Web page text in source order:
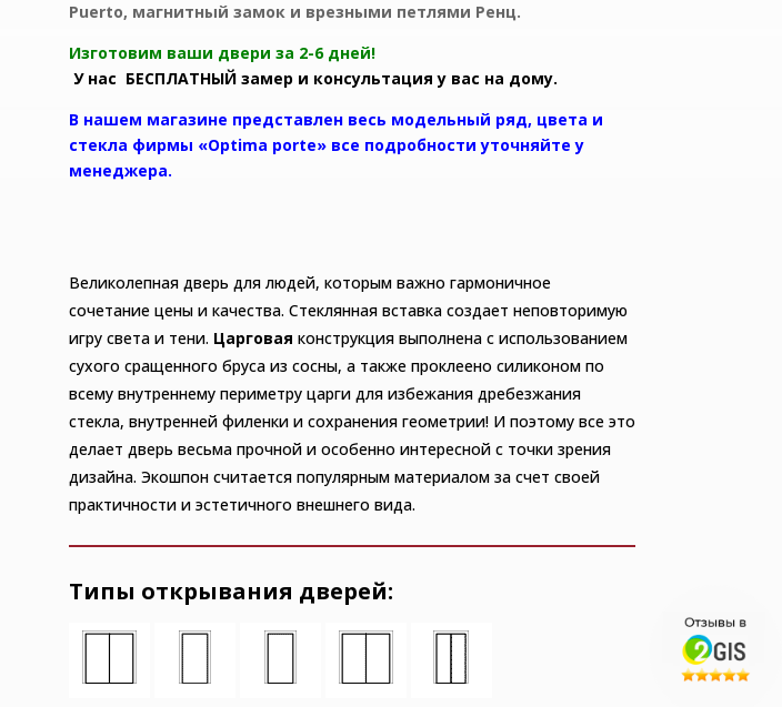
Puerto, магнитный замок и врезными петлями Ренц.
Изготовим ваши двери за 2-6 дней!
У нас БЕСПЛАТНЫЙ замер и консультация у вас на дому.
В нашем магазине представлен весь модельный ряд, цвета и
стекла фирмы «Optima porte» все подробности уточняйте у
менеджера.
Великолепная дверь для людей, которым важно гармоничное
сочетание цены и качества. Стеклянная вставка создает неповторимую
игру света и тени. Царговая конструкция выполнена с использованием
сухого сращенного бруса из сосны, а также проклеено силиконом по
всему внутреннему периметру царги для избежания дребезжания
стекла, внутренней филенки и сохранения геометрии! И поэтому все это
делает дверь весьма прочной и особенно интересной с точки зрения
дизайна. Экошпон считается популярным материалом за счет своей
практичности и эстетичного внешнего вида.
Типы открывания дверей: